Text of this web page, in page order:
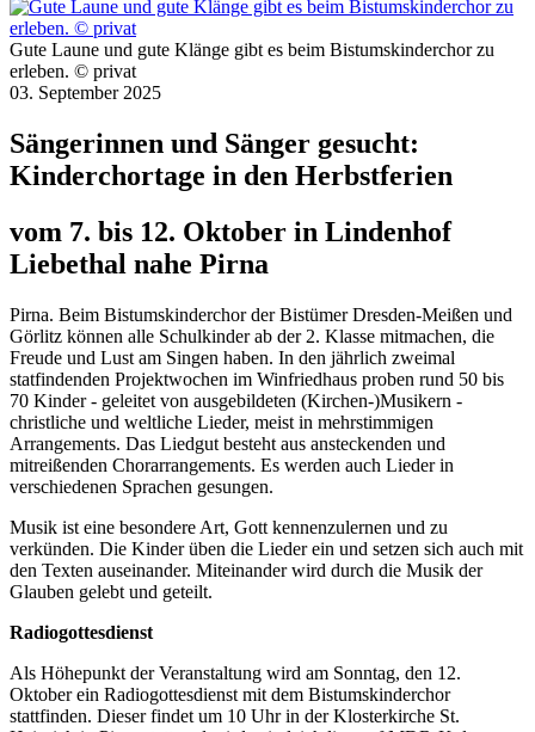
Gute Laune und gute Klänge gibt es beim Bistumskinderchor zu
erleben. © privat
03. September 2025
Sängerinnen und Sänger gesucht:
Kinderchortage in den Herbstferien
vom 7. bis 12. Oktober in Lindenhof
Liebethal nahe Pirna
Pirna. Beim Bistumskinderchor der Bistümer Dresden-Meißen und
Görlitz können alle Schulkinder ab der 2. Klasse mitmachen, die
Freude und Lust am Singen haben. In den jährlich zweimal
statfindenden Projektwochen im Winfriedhaus proben rund 50 bis
70 Kinder - geleitet von ausgebildeten (Kirchen-)Musikern -
christliche und weltliche Lieder, meist in mehrstimmigen
Arrangements. Das Liedgut besteht aus ansteckenden und
mitreißenden Chorarrangements. Es werden auch Lieder in
verschiedenen Sprachen gesungen.
Musik ist eine besondere Art, Gott kennenzulernen und zu
verkünden. Die Kinder üben die Lieder ein und setzen sich auch mit
den Texten auseinander. Miteinander wird durch die Musik der
Glauben gelebt und geteilt.
Radiogottesdienst
Als Höhepunkt der Veranstaltung wird am Sonntag, den 12.
Oktober ein Radiogottesdienst mit dem Bistumskinderchor
stattfinden. Dieser findet um 10 Uhr in der Klosterkirche St.